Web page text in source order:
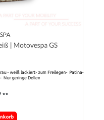
| Motovespa GS
- weiß lackiert- zum Freilegen- Patina-
Nur geringe Dellen
**